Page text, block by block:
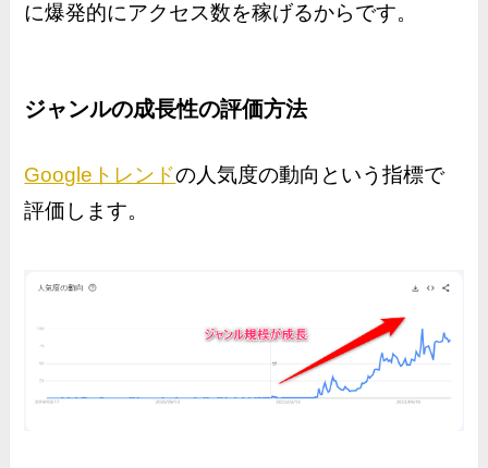
に爆発的にアクセス数を稼げるからです。
ジャンルの成長性の評価方法
Googleトレンドの人気度の動向という指標で
評価します。